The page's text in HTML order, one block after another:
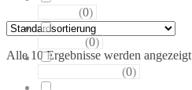
Alle 10 Ergebnisse werden angezeigt
(0)
(0)
(0)